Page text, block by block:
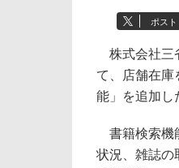
ポスト
株式会社三
て、店舗在庫
能」を追加し
書籍検索機
状況、雑誌の